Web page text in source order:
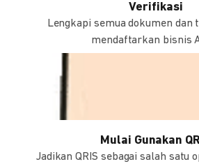
Verifikasi
Lengkapi semua dokumen dan
mendaftarkan bisnis
Mulai Gunakan
Jadikan QRIS sebagai salah satu